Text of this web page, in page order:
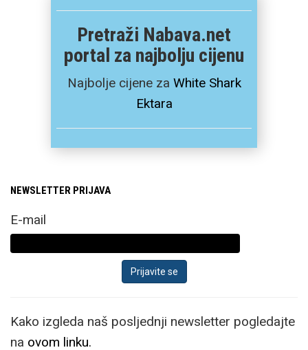
Pretraži Nabava.net
portal za najbolju cijenu
Najbolje cijene za White Shark
Ektara
NEWSLETTER PRIJAVA
E-mail
Kako izgleda naš posljednji newsletter pogledajte
na ovom linku.